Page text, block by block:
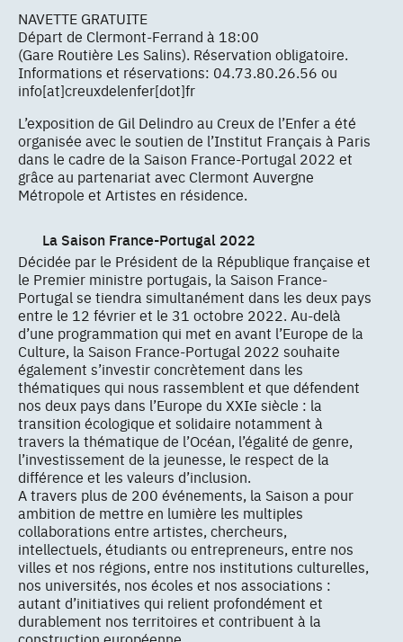
NAVETTE GRATUITE
Départ de Clermont-Ferrand à 18:00
(Gare Routière Les Salins). Réservation obligatoire.
Informations et réservations: 04.73.80.26.56 ou
info[at]creuxdelenfer[dot]fr
L’exposition de Gil Delindro au Creux de l’Enfer a été
organisée avec le soutien de l’Institut Français à Paris
dans le cadre de la Saison France-Portugal 2022 et
grâce au partenariat avec Clermont Auvergne
Métropole et Artistes en résidence.
La Saison France-Portugal 2022
Décidée par le Président de la République française et
le Premier ministre portugais, la Saison France-
Portugal se tiendra simultanément dans les deux pays
entre le 12 février et le 31 octobre 2022. Au-delà
d’une programmation qui met en avant l’Europe de la
Culture, la Saison France-Portugal 2022 souhaite
également s’investir concrètement dans les
thématiques qui nous rassemblent et que défendent
nos deux pays dans l’Europe du XXIe siècle : la
transition écologique et solidaire notamment à
travers la thématique de l’Océan, l’égalité de genre,
l’investissement de la jeunesse, le respect de la
différence et les valeurs d’inclusion.
A travers plus de 200 événements, la Saison a pour
ambition de mettre en lumière les multiples
collaborations entre artistes, chercheurs,
intellectuels, étudiants ou entrepreneurs, entre nos
villes et nos régions, entre nos institutions culturelles,
nos universités, nos écoles et nos associations :
autant d’initiatives qui relient profondément et
durablement nos territoires et contribuent à la